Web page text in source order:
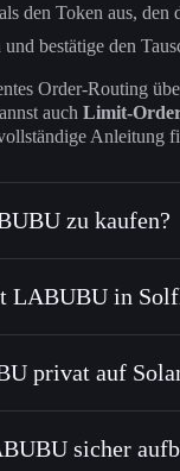
als den Token aus, den
bestätige den
Order-Routing
auch Limit-
Anleitung
zu kaufen?
Token
LABUBU in
Solflare-Wallet
LABUBU
nutzen–
privat auf
sicher